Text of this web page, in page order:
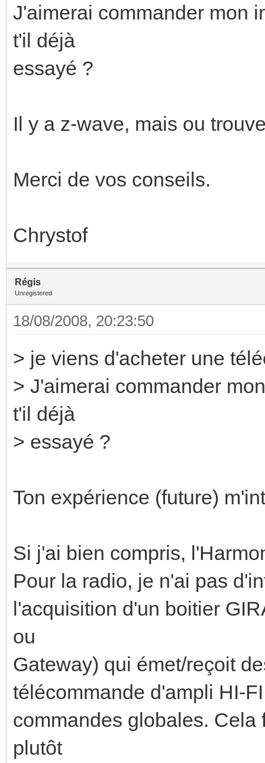
J'aimerai commander mon
t'il déjà
essayé ?
Il y a z-wave, mais ou
Merci de vos conseils.
Chrystof
Régis
Unregistered
18/08/2008, 20:23:50
> je viens d'acheter une
> J'aimerai commander
t'il déjà
> essayé ?
Ton expérience (future)
Si j'ai bien compris,
Pour la radio, je n'ai pas
l'acquisition d'un boitier
ou
Gateway) qui émet/reçoit
télécommande d'ampli HI-
commandes globales.
plutôt